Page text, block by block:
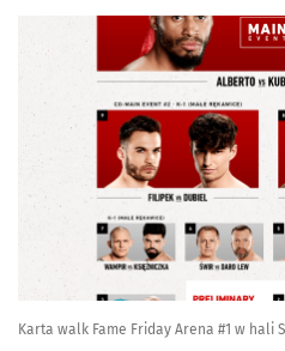
Karta walk Fame Friday Arena #1 w hali